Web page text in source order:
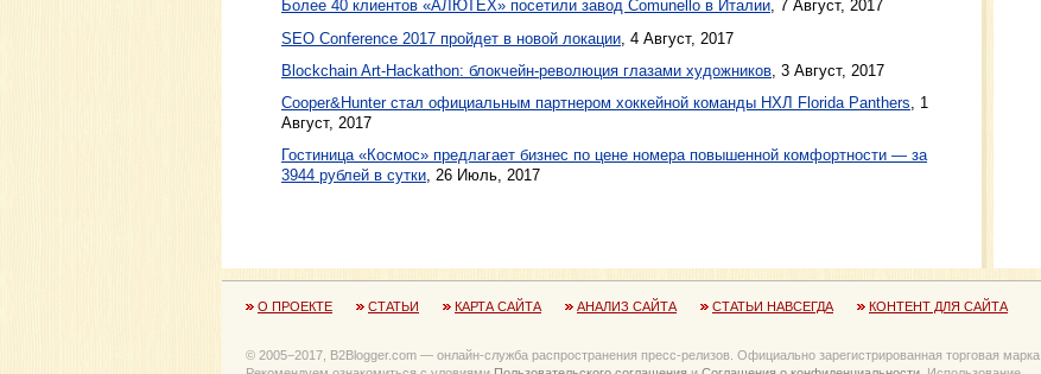
Более 40 клиентов «АЛЮТЕХ» посетили завод Comunello в Италии, 7 Август, 2017
SEO Conference 2017 пройдет в новой локации , 4 Август, 2017
Blockchain Art-Hackathon: блокчейн-революция глазами художников , 3 Август, 2017
Cooper&Hunter стал официальным партнером хоккейной команды НХЛ Florida Panthers, 1
Август, 2017
Гостиница «Космос» предлагает бизнес по цене номера повышенной комфортности — за
3944 рублей в сутки, 26 Июль, 2017
О ПРОЕКТЕ СТАТЬИ КАРТА САЙТА АНАЛИЗ САЙТА СТАТЬИ НАВСЕГДА КОНТЕНТ ДЛЯ САЙТА
© 2005−2017, B2Blogger.com — онлайн-служба распространения пресс-релизов. Официально зарегистрированная торговая марка.